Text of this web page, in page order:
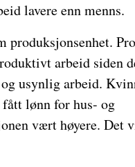
lavere enn menns.
arbeid siden
usynlig arbeid.
lønn for hus- og
vært høyere. Det